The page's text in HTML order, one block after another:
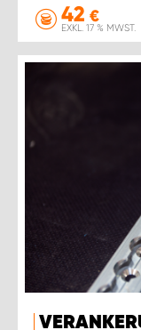
42 €
EXKL. 17 % MWST.